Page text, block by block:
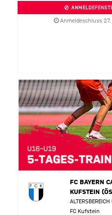
Anmeldeschluss
FC BAYERN
KUFSTEIN
FC Kufstein